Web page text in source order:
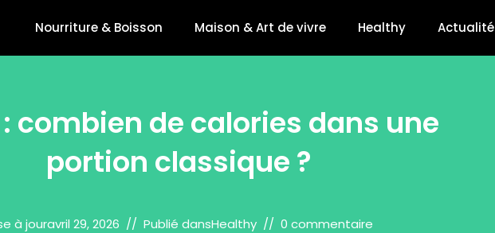
Nourriture & Boisson Maison & Art de vivre Healthy Actualité
combien de calories dans une
portion classique ?
à jouravril 29, 2026 Publié dansHealthy 0 commentaire